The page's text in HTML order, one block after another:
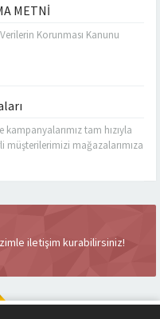
METNİ
Korunması Kanunu
tam hızıyla
müşterilerimizi mağazalarımıza
iletişim kurabilirsiniz!